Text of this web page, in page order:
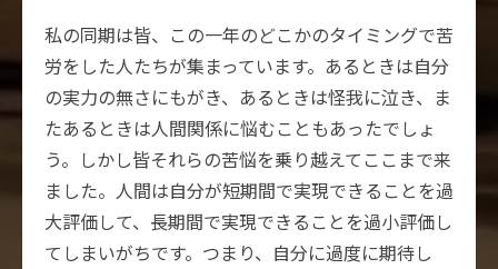
私の同期は皆、この一年のどこかのタイミングで苦
労をした人たちが集まっています。あるときは自分
の実力の無さにもがき、あるときは怪我に泣き、ま
たあるときは人間関係に悩むこともあったでしょ
う。しかし皆それらの苦悩を乗り越えてここまで来
ました。人間は自分が短期間で実現できることを過
大評価して、長期間で実現できることを過小評価し
てしまいがちです。つまり、自分に過度に期待し